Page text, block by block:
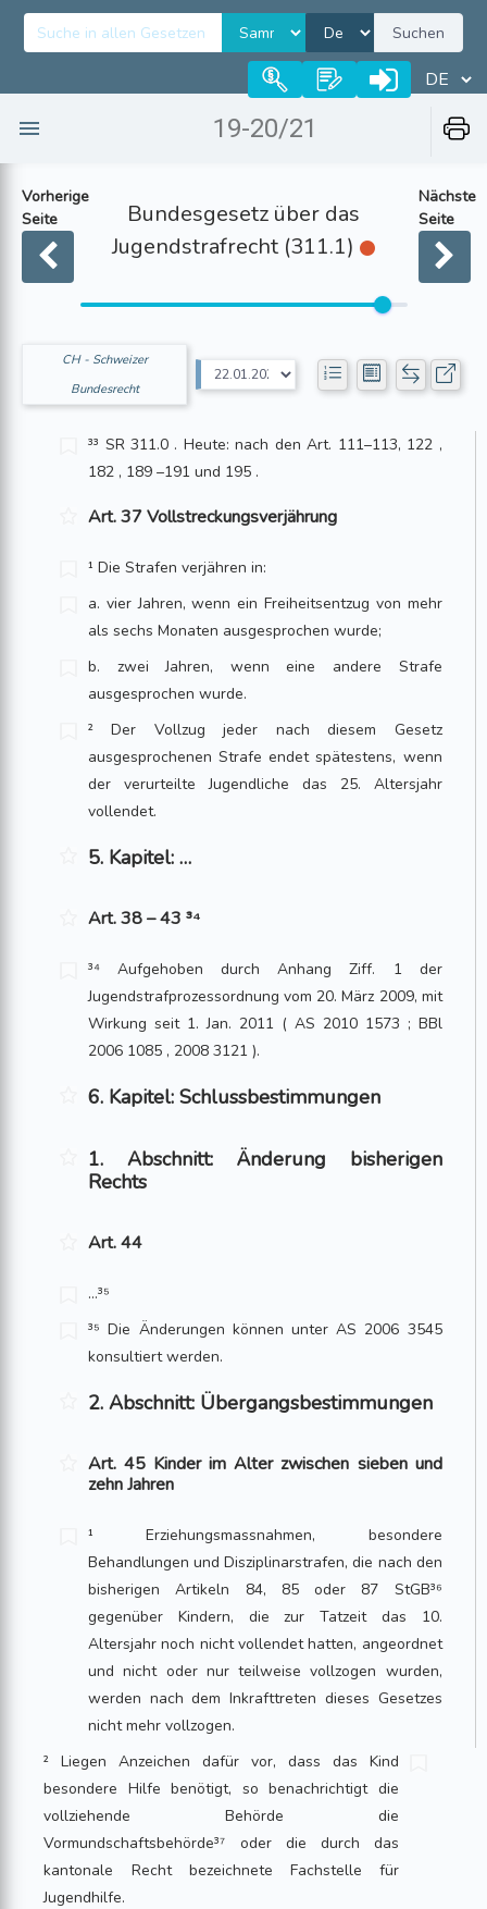
Suchen
19-20/21
Vorherige
Seite
Bundesgesetz über das
Jugendstrafrecht (311.1)
Nächste
Seite
CH - Schweizer
Bundesrecht
³³ SR 311.0 . Heute: nach den Art. 111–113, 122 ,
182 , 189 –191 und 195 .
Art. 37 Vollstreckungsverjährung
¹ Die Strafen verjähren in:
a. vier Jahren, wenn ein Freiheitsentzug von mehr
als sechs Monaten ausgesprochen wurde;
b. zwei Jahren, wenn eine andere Strafe
ausgesprochen wurde.
² Der Vollzug jeder nach diesem Gesetz
ausgesprochenen Strafe endet spätestens, wenn
der verurteilte Jugendliche das 25. Altersjahr
vollendet.
5. Kapitel: …
Art. 38 – 43 ³⁴
³⁴ Aufgehoben durch Anhang Ziff. 1 der
Jugendstrafprozessordnung vom 20. März 2009, mit
Wirkung seit 1. Jan. 2011 ( AS 2010 1573 ; BBl
2006 1085 , 2008 3121 ).
6. Kapitel: Schlussbestimmungen
1. Abschnitt: Änderung bisherigen
Rechts
Art. 44
…³⁵
³⁵ Die Änderungen können unter AS 2006 3545
konsultiert werden.
2. Abschnitt: Übergangsbestimmungen
Art. 45 Kinder im Alter zwischen sieben und
zehn Jahren
¹ Erziehungsmassnahmen, besondere
Behandlungen und Disziplinarstrafen, die nach den
bisherigen Artikeln 84, 85 oder 87 StGB³⁶
gegenüber Kindern, die zur Tatzeit das 10.
Altersjahr noch nicht vollendet hatten, angeordnet
und nicht oder nur teilweise vollzogen wurden,
werden nach dem Inkrafttreten dieses Gesetzes
nicht mehr vollzogen.
² Liegen Anzeichen dafür vor, dass das Kind
besondere Hilfe benötigt, so benachrichtigt die
vollziehende Behörde die
Vormundschaftsbehörde³⁷ oder die durch das
kantonale Recht bezeichnete Fachstelle für
Jugendhilfe.